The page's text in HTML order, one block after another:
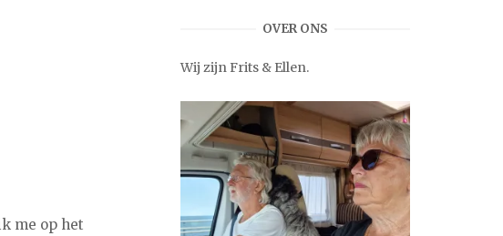
me op het
OVER ONS
Wij zijn Frits & Ellen.